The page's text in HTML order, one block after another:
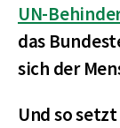
UN-
das
sich der
Und so